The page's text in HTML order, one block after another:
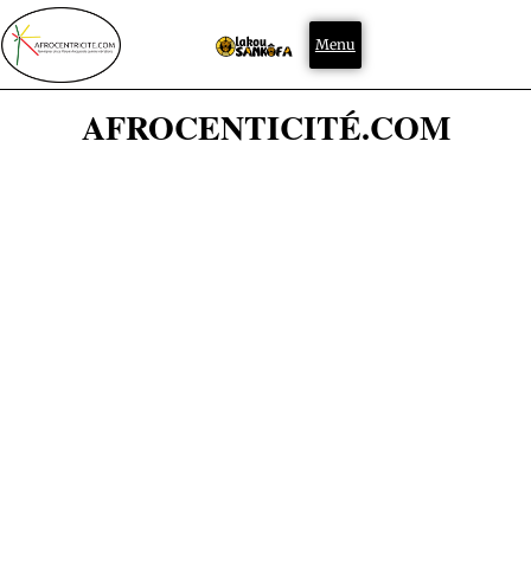
Menu
AFROCENTICITÉ.COM